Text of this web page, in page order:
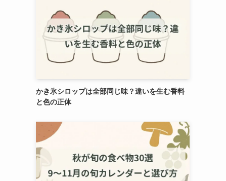
かき氷シロップは全部同じ味？違いを生む香料
と色の正体